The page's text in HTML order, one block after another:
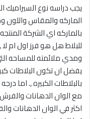
يجب دراسه نوع السيراميك
الماركه والمقاس
بالماركه اي الشركة
للبلاط هل هو فرز اول ام
ومدي ملائمته للمساحه
يفضل ان تكون البلاطات
بالبلاطات الكبيره ,. اما
مع الوان الدهانات والفرش
اكثر في الوان الدهانات